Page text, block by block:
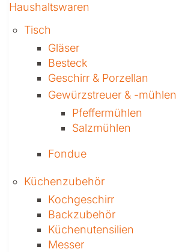
Haushaltswaren
Tisch
Gläser
Besteck
Geschirr & Porzellan
Gewürzstreuer­ & -mühlen
Pfeffermühlen
Salzmühlen
Fondue
Küchenzubehör
Kochgeschirr
Backzubehör
Küchenutensilien
Messer